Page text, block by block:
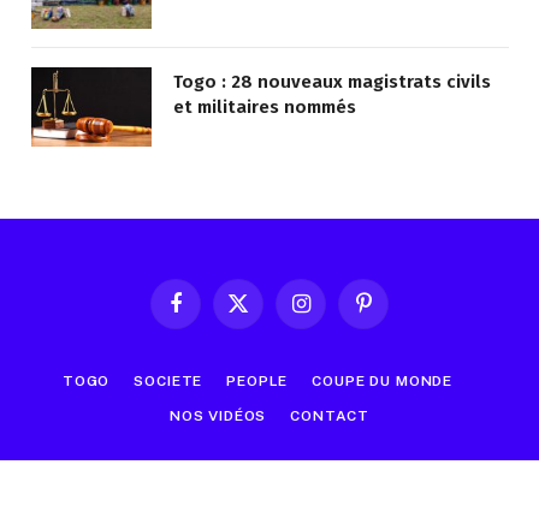
Togo : 28 nouveaux magistrats civils
et militaires nommés
FacebookX
InstagramPinterest
TOGO SOCIETE PEOPLE COUPE DU MONDE
NOS VIDÉOS CONTACT